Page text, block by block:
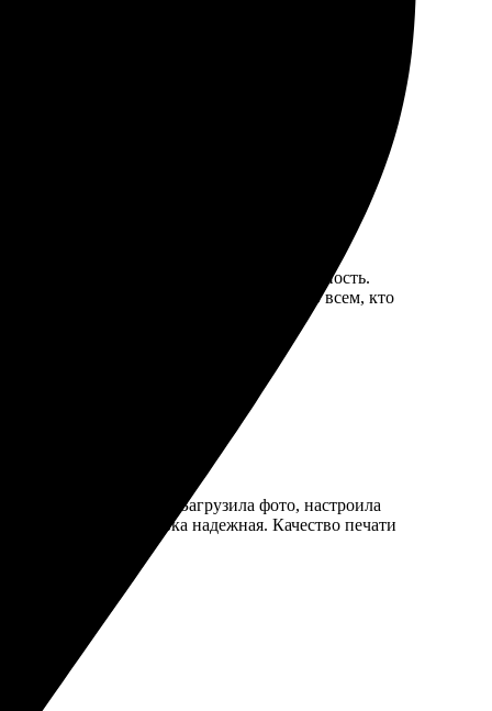
загрузила фото, выбрала макет и оформила
на ощупь. Доставили без задержек. Очень
позволяет проявить креативность.
печати великолепное. Рекомендую всем, кто
из чего выбрать. Загрузила фото, настроила
вовремя, упаковка надежная. Качество печати